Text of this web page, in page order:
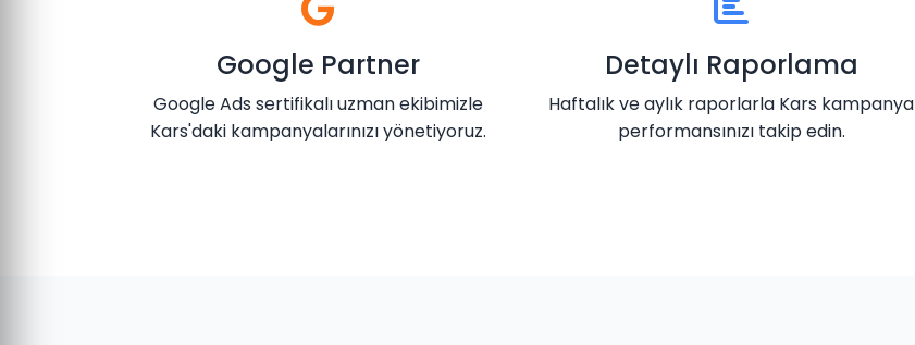
Google Partner
Google Ads sertifikalı uzman ekibimizle
Kars'daki kampanyalarınızı yönetiyoruz.
Detaylı Raporlama
Haftalık ve aylık raporlarla Kars kampanya
performansınızı takip edin.